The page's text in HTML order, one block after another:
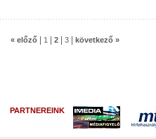
« előző 1 2 3 következő »
PARTNEREINK